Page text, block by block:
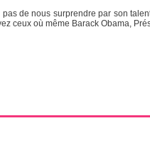
de nous surprendre par son
ceux où même Barack Obama,